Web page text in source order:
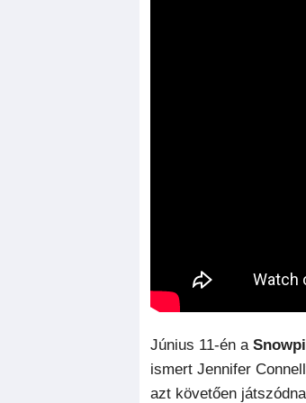
Június 11-én a
ismert Jennifer
azt követően